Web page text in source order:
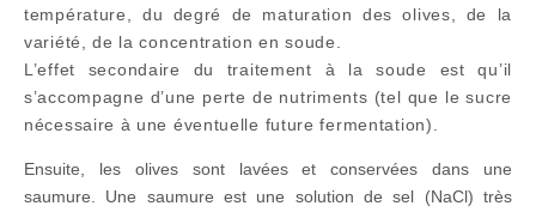
température, du degré de maturation des olives, de la
variété, de la concentration en soude.
L’effet secondaire du traitement à la soude est qu’il
s’accompagne d’une perte de nutriments (tel que le sucre
nécessaire à une éventuelle future fermentation).
Ensuite, les olives sont lavées et conservées dans une
saumure. Une saumure est une solution de sel (NaCl) très